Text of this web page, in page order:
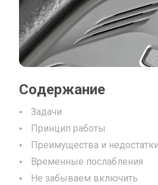
Содержание
Задачи
Принцип работы
Преимущества и недостатки
Временные послабления
Не забываем включить